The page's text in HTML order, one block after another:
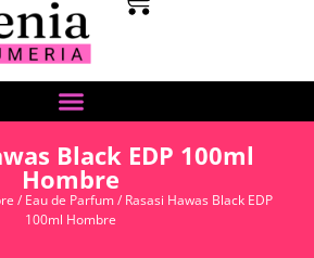
Black EDP 100ml
Hombre
/ Eau de Parfum/ Rasasi Hawas Black EDP
100ml Hombre